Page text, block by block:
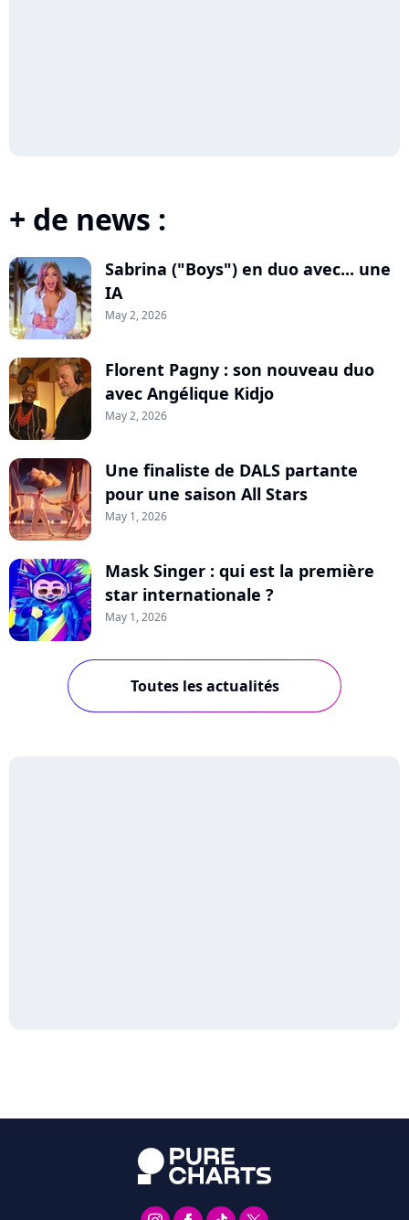
+ de news :
Sabrina ("Boys") en duo avec... une
IA
May 2, 2026
Florent Pagny : son nouveau duo
avec Angélique Kidjo
May 2, 2026
Une finaliste de DALS partante
pour une saison All Stars
May 1, 2026
Mask Singer : qui est la première
star internationale ?
May 1, 2026
Toutes les actualités